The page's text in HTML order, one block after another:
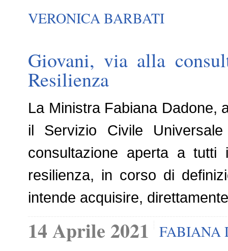
VERONICA BARBATI
Giovani, via alla
Resilienza
La Ministra Fabiana Dadone,
il Servizio Civile
consultazione aperta a
resilienza, in corso di
intende acquisire,
14 Aprile 2021 FABIANA